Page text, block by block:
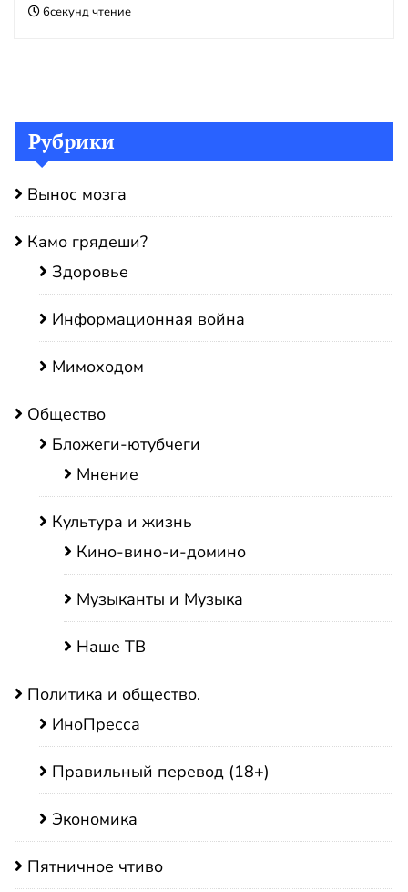
6секунд чтение
Рубрики
Вынос мозга
Камо грядеши?
Здоровье
Информационная война
Мимоходом
Общество
Бложеги-ютубчеги
Мнение
Культура и жизнь
Кино-вино-и-домино
Музыканты и Музыка
Наше ТВ
Политика и общество.
ИноПресса
Правильный перевод (18+)
Экономика
Пятничное чтиво